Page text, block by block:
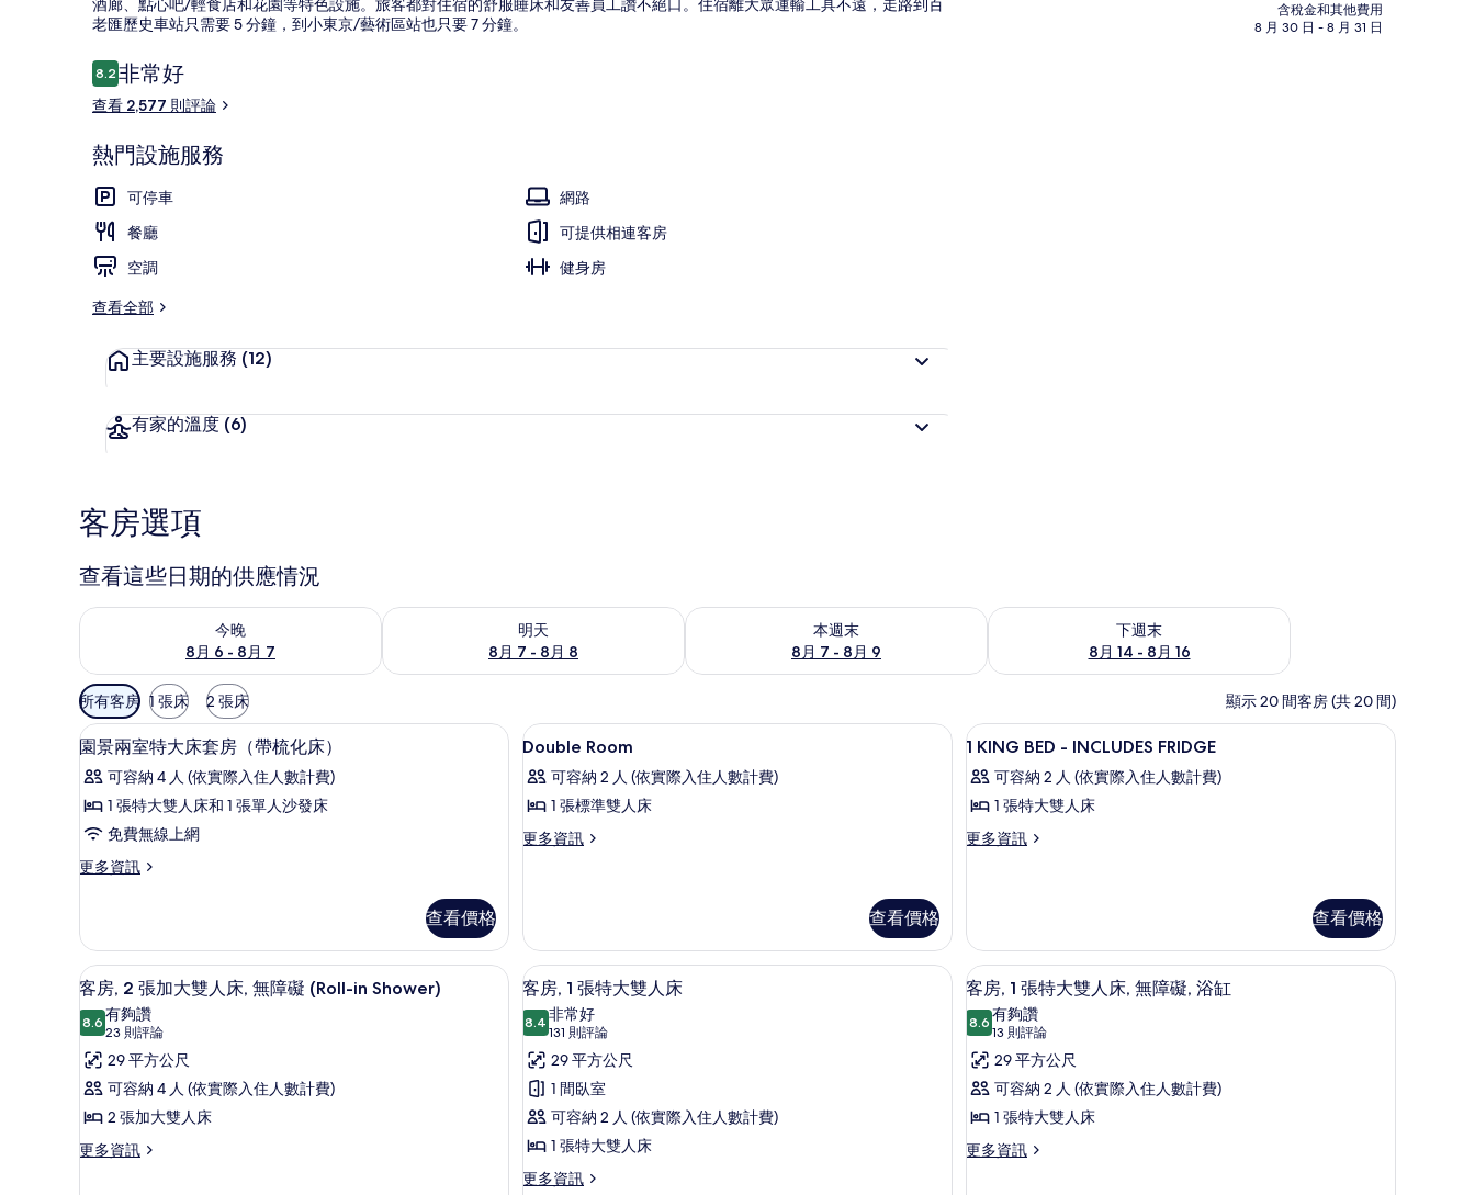
42-吋 LCD 液晶電視、衛星頻道、電視
酒廊、點心吧/輕食店和花園等特色設施。旅客都對住宿的舒服睡床和友善員工讚不絕口。住宿離大眾運輸工具不遠，走路到百
老匯歷史車站只需要 5 分鐘，到小東京/藝術區站也只要 7 分鐘。
評
論
8.28.2 分，滿分 10 分，
非常好
查看 2,577 則評論
熱門設施服務
可停車
網路
餐廳
可提供相連客房
空調
健身房
查看全部
主要設施服務 (12)
有家的溫度 (6)
的
價
含稅金和其他費用
8 月 30 日 - 8 月 31 日
客房選項
查看這些日期的供應情況
今晚
8月 6 - 8月 7
查看今晚 (8月 6 - 8月 7) 的供應情況
明天
8月 7 - 8月 8
查看明天 (8月 7 - 8月 8) 的供應情況
本週末
8月 7 - 8月 9
查看本週末 (8月 7 - 8月 9) 的供應情況
下週末
8月 14 - 8月 16
查看下週末 (8月 14 - 8月 16) 的供應情況
可
用
的
客
房
篩
選
條
所有客房 1 張床 2 張床 顯示 20 間客房 (共 20 間)
顯
示
園
景
室
大
床
套
房
（帶
梳
化
的
高級寢具、羽絨被、舒適加層、客房內保險箱
4
園景兩室特大床套房（帶梳化床）
可容納 4 人 (依實際入住人數計費)
1 張特大雙人床和 1 張單人沙發床
免費無線上網
更多資訊
更
兩
室
特
床
房
（帶
化
床）
的
查看價格
顯
示
Double
Room
的
片
高級寢具、羽絨被、舒適加層、客房內保險箱
5
Double Room
可容納 2 人 (依實際入住人數計費)
1 張標準雙人床
更多資訊
更
詳
情
查看價格
顯
示
1
KING
BED
的
所
有
相
片
高級寢具、羽絨被、舒適加層、客房內保險箱
10
1 KING BED - INCLUDES FRIDGE
可容納 2 人 (依實際入住人數計費)
1 張特大雙人床
更多資訊
更
-
INCLUDES
FRIDGE
的
詳
情
查看價格
顯
示
客
房,
2
張
加
高級寢具、羽絨被、舒適加層、客房內保險箱
8
客房, 2 張加大雙人床, 無障礙 (Roll-in Shower)
8.68.6 分，滿分 10 分
有夠讚
23 則評論
(23
則
評
論)
29 平方公尺
可容納 4 人 (依實際入住人數計費)
2 張加大雙人床
更多資訊
更
顯
示
客
房,
張
特
大
高級寢具、羽絨被、舒適加層、客房內保險箱
5
客房, 1 張特大雙人床
8.48.4 分，滿分 10 分
非常好
131 則評論
(131
則
評
論)
29 平方公尺
1 間臥室
可容納 2 人 (依實際入住人數計費)
1 張特大雙人床
更多資訊
更
顯
示
客
房,
1
張
特
高級寢具、羽絨被、舒適加層、客房內保險箱
5
客房, 1 張特大雙人床, 無障礙, 浴缸
8.68.6 分，滿分 10 分
有夠讚
13 則評論
(13
則
評
論)
29 平方公尺
可容納 2 人 (依實際入住人數計費)
1 張特大雙人床
更多資訊
更